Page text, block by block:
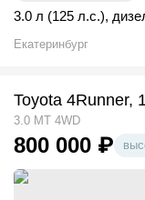
3.0 л (125 л.с.),
Екатеринбург
Toyota 4Runner,
3.0 MT 4WD
800 000 ₽